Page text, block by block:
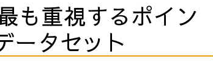
も重視するポイン
ータセット